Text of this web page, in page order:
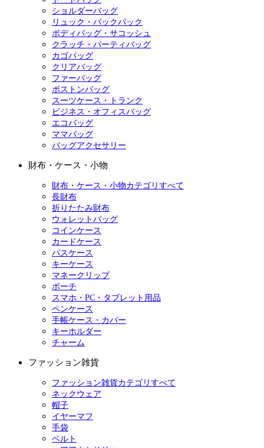
ショルダーバッグ
リュック・バックパック
ボディバッグ・サコッシュ
クラッチ・パーティバッグ
カゴバッグ
クリアバッグ
ファーバッグ
ボストンバッグ
スーツケース・トランク
ビジネス・オフィスバッグ
エコバッグ
ママバッグ
バッグアクセサリー
財布・ケース・小物
財布・ケース・小物カテゴリすべて
長財布
折りたたみ財布
ウォレットバッグ
コインケース
カードケース
パスケース
キーケース
マネークリップ
ポーチ
スマホ・PC・タブレット用品
ペンケース
手帳ケース・カバー
キーホルダー
チャーム
ファッション雑貨
ファッション雑貨カテゴリすべて
ネックウェア
帽子
イヤーマフ
手袋
ベルト